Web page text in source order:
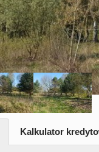
Kalkulator